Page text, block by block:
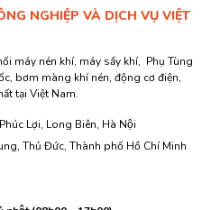
NGHIỆP VÀ DỊCH VỤ VIỆT
máy nén khí, máy sấy khí, Phụ Tùng
bơm màng khí nén, động cơ điện,
tại Việt Nam.
Lợi, Long Biên, Hà Nội
Thủ Đức, Thành phố Hồ Chí Minh